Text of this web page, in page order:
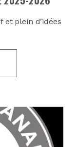
plein d’idées